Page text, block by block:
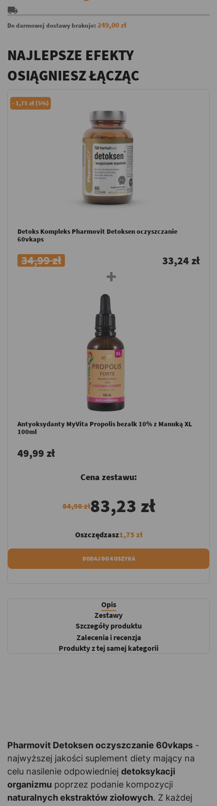
local_shipping
Do darmowej dostawy brakuje:249,00 zł
NAJLEPSZE EFEKTY
OSIĄGNIESZ ŁĄCZĄC
- 1,75 zł (5%)
Detoks Kompleks Pharmovit Detoksen oczyszczanie
60vkaps
34,99 zł 33,24 zł
Antyoksydanty MyVita Propolis bezalk 10% z Manuką XL
100ml
49,99 zł
Cena zestawu:
84,98 zł83,23 zł
Oszczędzasz1,75 zł
DODAJ DO KOSZYKA
Opis
Zestawy
Szczegóły produktu
Zalecenia i recenzja
Produkty z tej samej kategorii
Pharmovit Detoksen oczyszczanie 60vkaps -
najwyższej jakości suplement diety mający na
celu nasilenie odpowiedniej detoksykacji
organizmu poprzez podanie kompozycji
naturalnych ekstraktów ziołowych. Z każdej